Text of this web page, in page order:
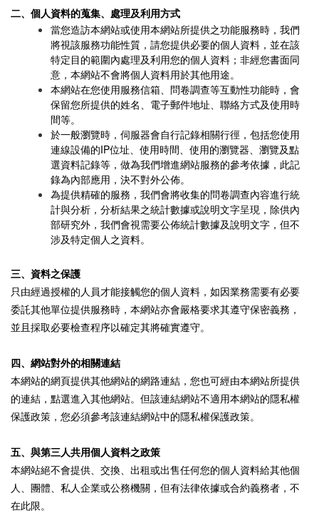
二、個人資料的蒐集、處理及利用方式
當您造訪本網站或使用本網站所提供之功能服務時，我們
將視該服務功能性質，請您提供必要的個人資料，並在該
特定目的範圍內處理及利用您的個人資料；非經您書面同
意，本網站不會將個人資料用於其他用途。
本網站在您使用服務信箱、問卷調查等互動性功能時，會
保留您所提供的姓名、電子郵件地址、聯絡方式及使用時
間等。
於一般瀏覽時，伺服器會自行記錄相關行徑，包括您使用
連線設備的IP位址、使用時間、使用的瀏覽器、瀏覽及點
選資料記錄等，做為我們增進網站服務的參考依據，此記
錄為內部應用，決不對外公佈。
為提供精確的服務，我們會將收集的問卷調查內容進行統
計與分析，分析結果之統計數據或說明文字呈現，除供內
部研究外，我們會視需要公佈統計數據及說明文字，但不
涉及特定個人之資料。
三、資料之保護
只由經過授權的人員才能接觸您的個人資料，如因業務需要有必要
委託其他單位提供服務時，本網站亦會嚴格要求其遵守保密義務，
並且採取必要檢查程序以確定其將確實遵守。
四、網站對外的相關連結
本網站的網頁提供其他網站的網路連結，您也可經由本網站所提供
的連結，點選進入其他網站。但該連結網站不適用本網站的隱私權
保護政策，您必須參考該連結網站中的隱私權保護政策。
五、與第三人共用個人資料之政策
本網站絕不會提供、交換、出租或出售任何您的個人資料給其他個
人、團體、私人企業或公務機關，但有法律依據或合約義務者，不
在此限。